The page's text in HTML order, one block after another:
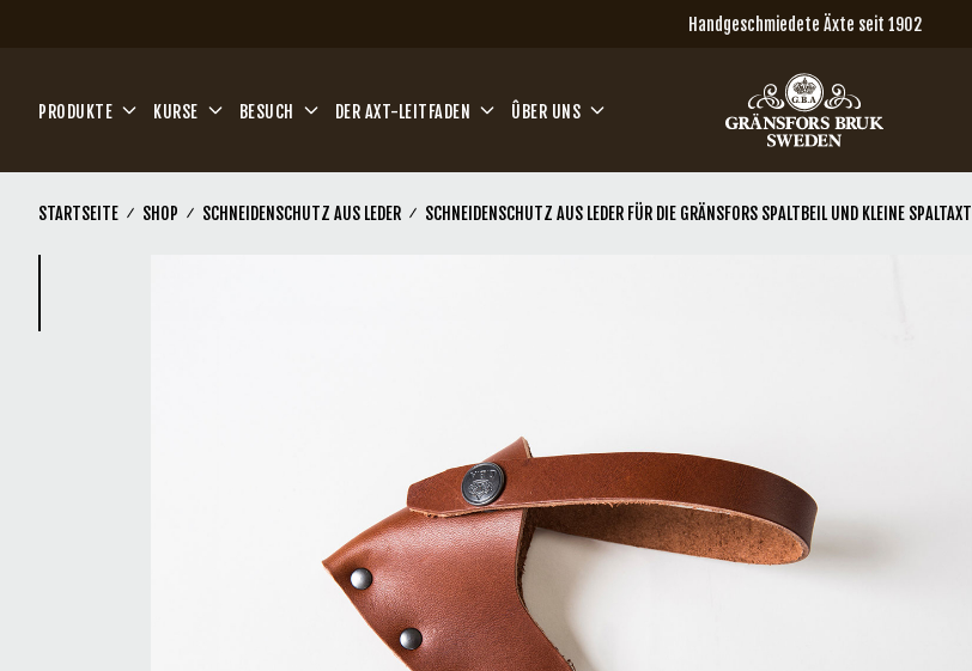
Handgeschmiedete Äxte seit 1902
PRODUKTE KURSE BESUCH DER AXT-LEITFADEN ÛBER UNS
STARTSEITE SHOP SCHNEIDENSCHUTZ AUS LEDER SCHNEIDENSCHUTZ AUS LEDER FÜR DIE GRÄNSFORS SPALTBEIL UND KLEINE SPALTAXT